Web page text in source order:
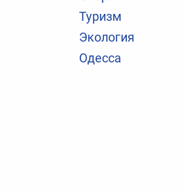
Туризм
Экология
Одесса